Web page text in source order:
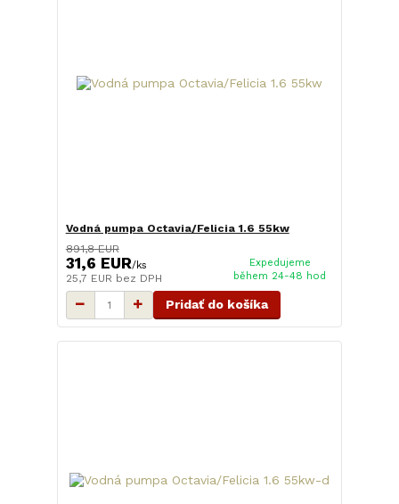
Vodná pumpa Octavia/Felicia 1.6 55kw
891,8 EUR
31,6 EUR/ks
25,7 EUR bez DPH
Expedujeme
během 24-48 hod
Pridať do košíka